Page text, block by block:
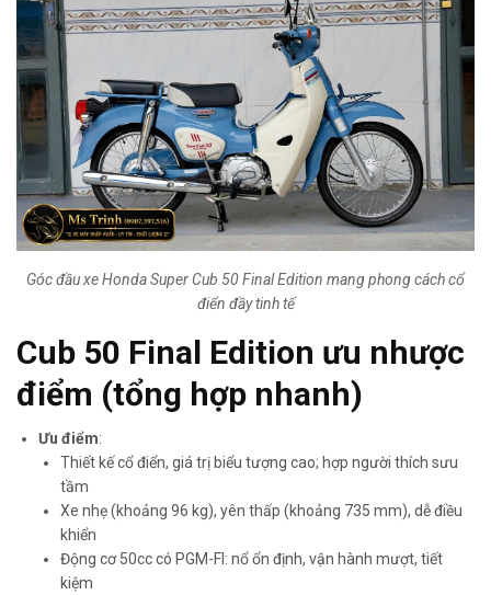
Góc đầu xe Honda Super Cub 50 Final Edition mang phong cách cổ
điển đầy tinh tế
Cub 50 Final Edition ưu nhược
điểm (tổng hợp nhanh)
Ưu điểm:
Thiết kế cổ điển, giá trị biểu tượng cao; hợp người thích sưu
tầm
Xe nhẹ (khoảng 96 kg), yên thấp (khoảng 735 mm), dễ điều
khiển
Động cơ 50cc có PGM-FI: nổ ổn định, vận hành mượt, tiết
kiệm